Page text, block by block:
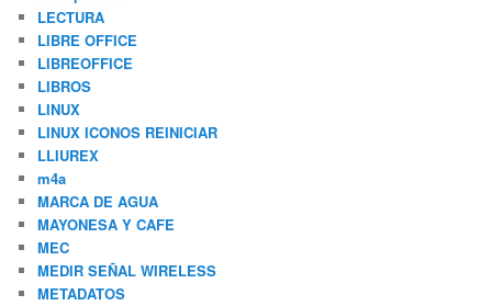
LECTURA
LIBRE OFFICE
LIBREOFFICE
LIBROS
LINUX
LINUX ICONOS REINICIAR
LLIUREX
m4a
MARCA DE AGUA
MAYONESA Y CAFE
MEC
MEDIR SEÑAL WIRELESS
METADATOS